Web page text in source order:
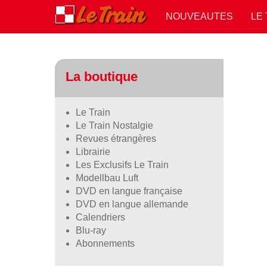
NOUVEAUTES LE
La boutique
Le Train
Le Train Nostalgie
Revues étrangères
Librairie
Les Exclusifs Le Train
Modellbau Luft
DVD en langue française
DVD en langue allemande
Calendriers
Blu-ray
Abonnements